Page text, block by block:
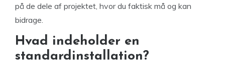
på de dele af projektet, hvor du faktisk må og kan
bidrage.
Hvad indeholder en
standardinstallation?